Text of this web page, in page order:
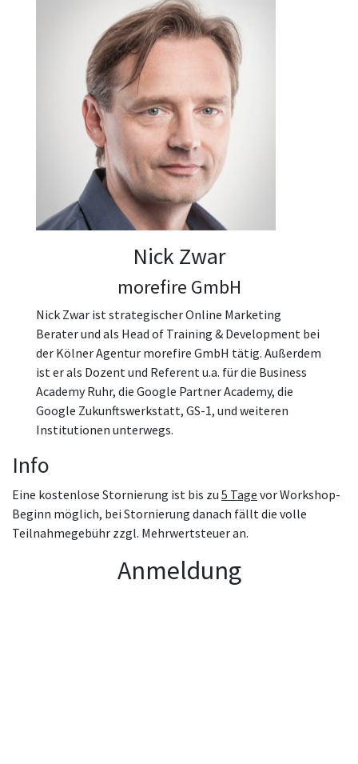
Nick Zwar
morefire GmbH
Nick Zwar ist strategischer Online Marketing
Berater und als Head of Training & Development bei
der Kölner Agentur morefire GmbH tätig. Außerdem
ist er als Dozent und Referent u.a. für die Business
Academy Ruhr, die Google Partner Academy, die
Google Zukunftswerkstatt, GS-1, und weiteren
Institutionen unterwegs.
Info
Eine kostenlose Stornierung ist bis zu 5 Tage vor Workshop-
Beginn möglich, bei Stornierung danach fällt die volle
Teilnahmegebühr zzgl. Mehrwertsteuer an.
Anmeldung